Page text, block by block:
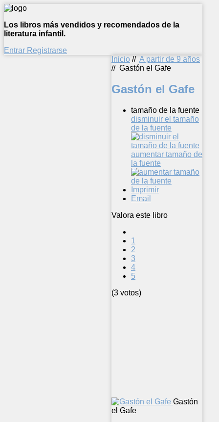
Los libros más vendidos y recomendados de la
literatura infantil.
Entrar Registrarse
Inicio // A partir de 9 años
// Gastón el Gafe
Gastón el Gafe
tamaño de la fuente
disminuir el tamaño
de la fuente
aumentar tamaño de
la fuente
Imprimir
Email
Valora este libro
1
2
3
4
5
(3 votos)
Gastón
el Gafe